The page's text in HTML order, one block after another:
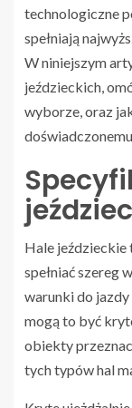
technologiczne
spełniają
W niniejszym
jeździeckich,
wyborze, oraz
Hale jeździeckie
spełniać szereg
warunki do jazdy
mogą to być
obiekty
tych typów hal